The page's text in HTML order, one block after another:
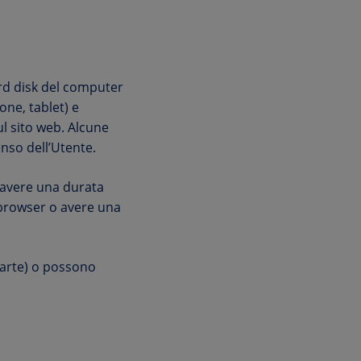
disk del computer
tablet) e
sito web. Alcune
dell’Utente.
una durata
o avere una
o possono